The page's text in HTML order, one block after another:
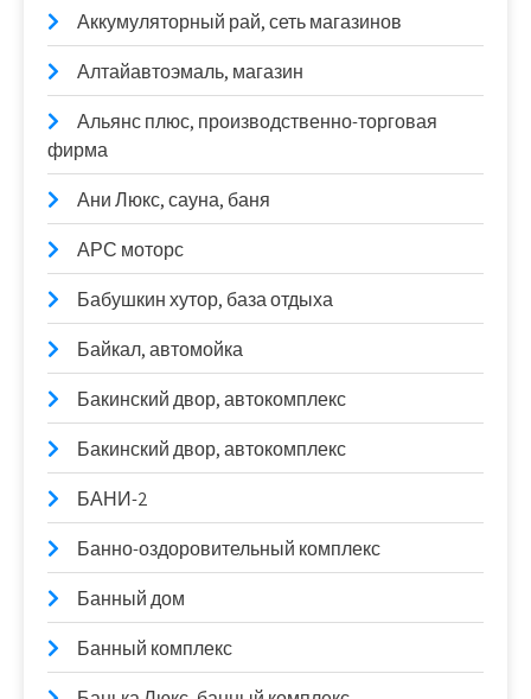
Аккумуляторный рай, сеть магазинов
Алтайавтоэмаль, магазин
Альянс плюс, производственно-торговая
фирма
Ани Люкс, сауна, баня
АРС моторс
Бабушкин хутор, база отдыха
Байкал, автомойка
Бакинский двор, автокомплекс
Бакинский двор, автокомплекс
БАНИ-2
Банно-оздоровительный комплекс
Банный дом
Банный комплекс